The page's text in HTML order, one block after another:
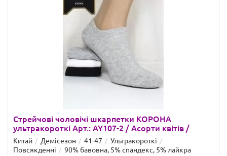
Стрейчові чоловічі шкарпетки КОРОНА
ультракороткі Арт.: AY107-2 / Асорти квітів /
Китай Демісезон 41-47
Ультракороткі
Повсякденні
90% бавовна, 5% спандекс, 5% лайкра